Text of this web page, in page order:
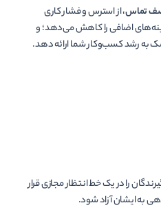
صف تماس، از استرس و فشار کاری
اضافی را کاهش می‌­دهد؛ و
به رشد کسب‌وکار شما ارائه دهد.
را در یک خط انتظار مجازی قرار
به ایشان آزاد شود.